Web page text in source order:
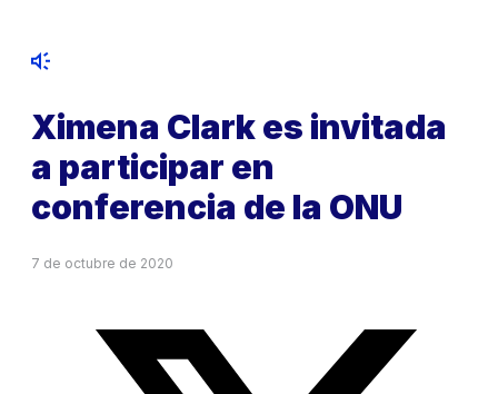
Ximena Clark es invitada
a participar en
conferencia de la ONU
7 de octubre de 2020